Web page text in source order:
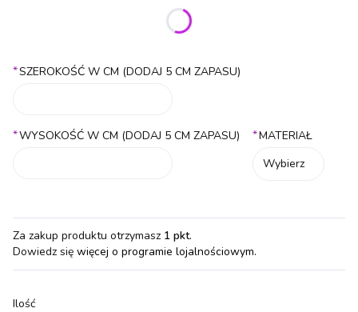
Poszczególne warianty mogą różnić się ceną
*SZEROKOŚĆ W CM (DODAJ 5 CM ZAPASU)
*WYSOKOŚĆ W CM (DODAJ 5 CM ZAPASU) *MATERIAŁ
Wybierz
Za zakup produktu otrzymasz 1 pkt.
Dowiedz się więcej o programie lojalnościowym.
Ilość